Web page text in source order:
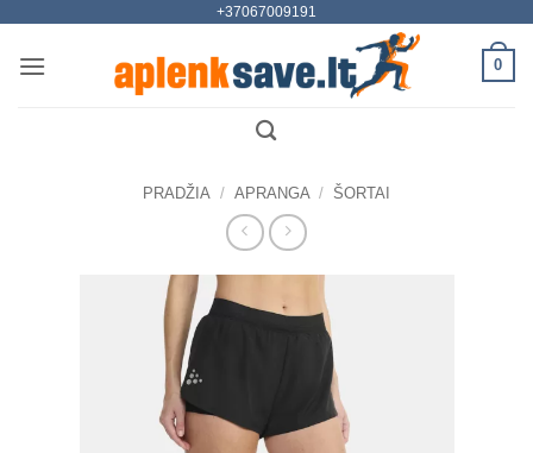
content
+37067009191
0
PRADŽIA / APRANGA / ŠORTAI